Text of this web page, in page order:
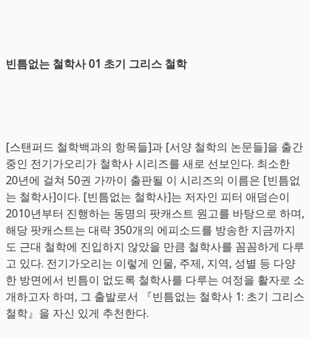
빈틈없는 철학사 01 초기 그리스 철학
[스탠퍼드 철학백과의 항목들]과 [서양 철학의 논문들]을 출간
중인 전기가오리가 철학사 시리즈를 새로 선보인다. 최소한
20년에 걸쳐 50권 가까이 출판될 이 시리즈의 이름은 [빈틈없
는 철학사]이다. [빈틈없는 철학사]는 저자인 피터 애덤슨이
2010년부터 진행하는 동명의 팟캐스트 원고를 바탕으로 하며,
해당 팟캐스트는 대략 350개의 에피소드를 방송한 지금까지
도 근대 철학에 진입하지 않았을 만큼 철학사를 꼼꼼하게 다루
고 있다. 전기가오리는 이렇게 인물, 주제, 지역, 성별 등 다양
한 방면에서 빈틈이 없도록 철학사를 다루는 여정을 활자로 소
개하고자 하며, 그 출발로서 『빈틈없는 철학사 1: 초기 그리스
철학』을 자신 있게 추천한다.